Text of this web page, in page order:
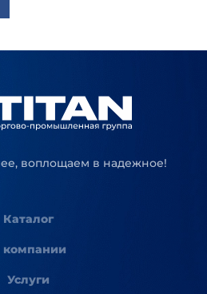
воплощаем в надежное!
Каталог
Услуги